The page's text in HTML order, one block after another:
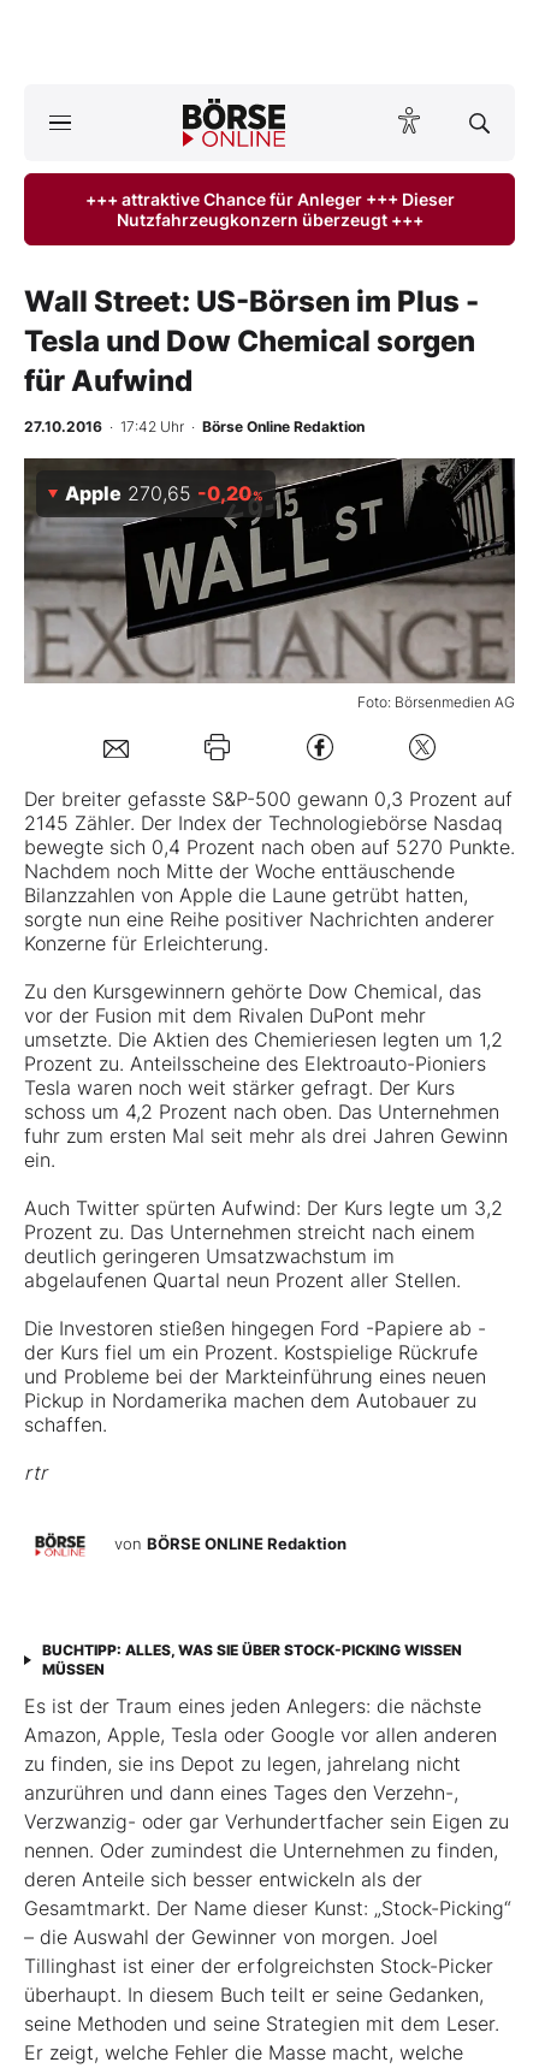
Anlageprodukte
Finanz-Check
Abo & Shop
Experten
Mein B:O
Mein Konto
Folgen Sie uns
+++ attraktive Chance für Anleger +++ Dieser
Nutzfahrzeugkonzern überzeugt +++
Wall Street: US-Börsen im Plus -
Tesla und Dow Chemical sorgen
für Aufwind
27.10.2016 · 17:42 Uhr · Börse Online Redaktion
Foto: Börsenmedien AG
Apple 270,65 -0,20%
Der breiter gefasste S&P-500 gewann 0,3 Prozent auf
2145 Zähler. Der Index der Technologiebörse Nasdaq
bewegte sich 0,4 Prozent nach oben auf 5270 Punkte.
Nachdem noch Mitte der Woche enttäuschende
Bilanzzahlen von Apple die Laune getrübt hatten,
sorgte nun eine Reihe positiver Nachrichten anderer
Konzerne für Erleichterung.
Zu den Kursgewinnern gehörte Dow Chemical, das
vor der Fusion mit dem Rivalen DuPont mehr
umsetzte. Die Aktien des Chemieriesen legten um 1,2
Prozent zu. Anteilsscheine des Elektroauto-Pioniers
Tesla waren noch weit stärker gefragt. Der Kurs
schoss um 4,2 Prozent nach oben. Das Unternehmen
fuhr zum ersten Mal seit mehr als drei Jahren Gewinn
ein.
Auch Twitter spürten Aufwind: Der Kurs legte um 3,2
Prozent zu. Das Unternehmen streicht nach einem
deutlich geringeren Umsatzwachstum im
abgelaufenen Quartal neun Prozent aller Stellen.
Die Investoren stießen hingegen Ford -Papiere ab -
der Kurs fiel um ein Prozent. Kostspielige Rückrufe
und Probleme bei der Markteinführung eines neuen
Pickup in Nordamerika machen dem Autobauer zu
schaffen.
rtr
von BÖRSE ONLINE Redaktion
BUCHTIPP: ALLES, WAS SIE ÜBER STOCK-PICKING WISSEN
MÜSSEN
Es ist der Traum eines jeden Anlegers: die nächste
Amazon, Apple, Tesla oder Google vor allen anderen
zu finden, sie ins Depot zu legen, jahrelang nicht
anzurühren und dann eines Tages den Verzehn-,
Verzwanzig- oder gar Verhundertfacher sein Eigen zu
nennen. Oder zumindest die Unternehmen zu finden,
deren Anteile sich besser entwickeln als der
Gesamtmarkt. Der Name dieser Kunst: „Stock-Picking“
– die Auswahl der Gewinner von morgen. Joel
Tillinghast ist einer der erfolgreichsten Stock-Picker
überhaupt. In diesem Buch teilt er seine Gedanken,
seine Methoden und seine Strategien mit dem Leser.
Er zeigt, welche Fehler die Masse macht, welche